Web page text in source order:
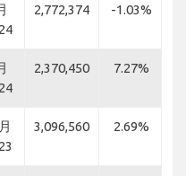
2,772,374 -1.03%
2,370,450 7.27%
3,096,560 2.69%